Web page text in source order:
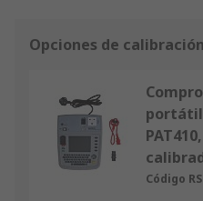
Opciones de
Código RS